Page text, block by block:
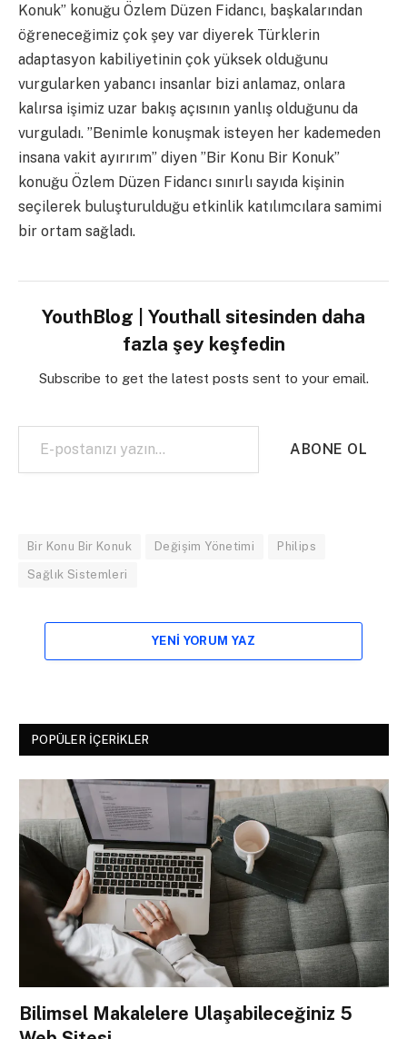
Konuk” konuğu Özlem Düzen Fidancı, başkalarından
öğreneceğimiz çok şey var diyerek Türklerin
adaptasyon kabiliyetinin çok yüksek olduğunu
vurgularken yabancı insanlar bizi anlamaz, onlara
kalırsa işimiz uzar bakış açısının yanlış olduğunu da
vurguladı. ”Benimle konuşmak isteyen her kademeden
insana vakit ayırırım” diyen ”Bir Konu Bir Konuk”
konuğu Özlem Düzen Fidancı sınırlı sayıda kişinin
seçilerek buluşturulduğu etkinlik katılımcılara samimi
bir ortam sağladı.
YouthBlog | Youthall sitesinden daha
fazla şey keşfedin
Subscribe to get the latest posts sent to your email.
E-postanızı yazın…
ABONE OL
Bir Konu Bir Konuk Değişim Yönetimi Philips
Sağlık Sistemleri
YENI YORUM YAZ
POPÜLER İÇERIKLER
Bilimsel Makalelere Ulaşabileceğiniz 5